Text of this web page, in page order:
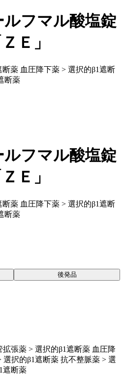
フマル酸塩錠
Ｅ」
薬 血圧降下薬 > 選択的β1遮断
断薬
フマル酸塩錠
Ｅ」
薬 血圧降下薬 > 選択的β1遮断
断薬
後発品
拡張薬 > 選択的β1遮断薬 血圧降
選択的β1遮断薬 抗不整脈薬 > 選
遮断薬